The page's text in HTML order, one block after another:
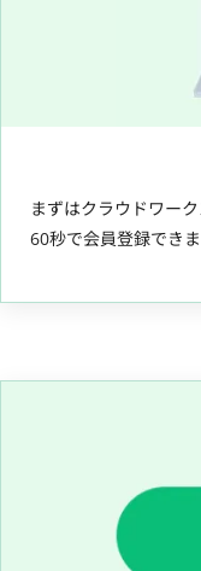
まずはクラウドワー
60秒で会員登録できま